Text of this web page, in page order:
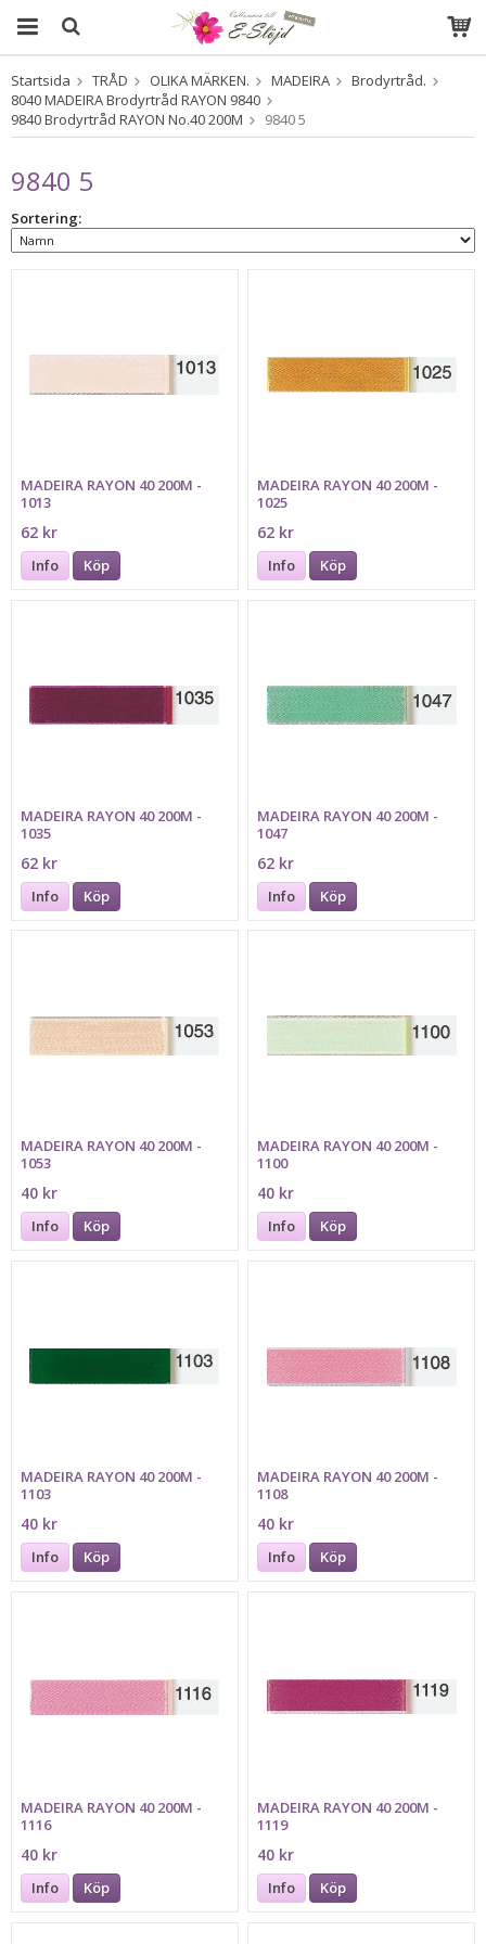
Produkten har blivit tillagd i varukorgen
Startsida TRÅD OLIKA MÄRKEN. MADEIRA
Brodyrtråd.
8040 MADEIRA Brodyrtråd RAYON 9840
9840 Brodyrtråd RAYON No.40 200M
9840 5
9840 5
Sortering:
MADEIRA RAYON 40 200M -
1013
62 kr
Info Köp
MADEIRA RAYON 40 200M -
1025
62 kr
Info Köp
MADEIRA RAYON 40 200M -
1035
62 kr
Info Köp
MADEIRA RAYON 40 200M -
1047
62 kr
Info Köp
MADEIRA RAYON 40 200M -
1053
40 kr
Info Köp
MADEIRA RAYON 40 200M -
1100
40 kr
Info Köp
MADEIRA RAYON 40 200M -
1103
40 kr
Info Köp
MADEIRA RAYON 40 200M -
1108
40 kr
Info Köp
MADEIRA RAYON 40 200M -
1116
40 kr
Info Köp
MADEIRA RAYON 40 200M -
1119
40 kr
Info Köp